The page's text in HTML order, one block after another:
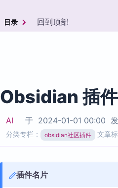
目录 回到顶部
Obsidian 插
AI 于 2024-01-01 00:00
分类专栏： obsidian社区插件 文章标
插件名片